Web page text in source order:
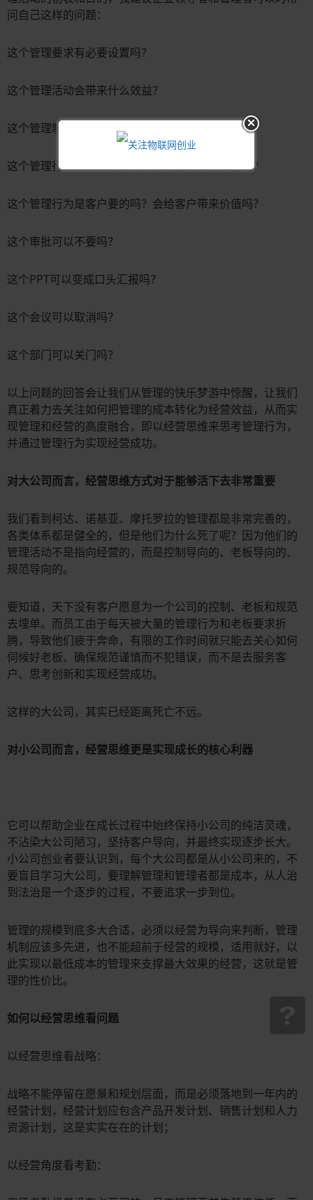
问自己这样的问题：
这个管理要求有必要设置吗？
这个管理活动会带来什么效益？
这个管理制度是否可以不做呢？
这个管理行为会带来绩效吗？对经营结果有帮助吗？
这个管理行为是客户要的吗？会给客户带来价值吗？
这个审批可以不要吗？
这个PPT可以变成口头汇报吗？
这个会议可以取消吗？
这个部门可以关门吗？
以上问题的回答会让我们从管理的快乐梦游中惊醒，让我们
真正着力去关注如何把管理的成本转化为经营效益，从而实
现管理和经营的高度融合，即以经营思维来思考管理行为，
并通过管理行为实现经营成功。
对大公司而言，经营思维方式对于能够活下去非常重要
我们看到柯达、诺基亚、摩托罗拉的管理都是非常完善的，
各类体系都是健全的，但是他们为什么死了呢？因为他们的
管理活动不是指向经营的，而是控制导向的、老板导向的、
规范导向的。
要知道，天下没有客户愿意为一个公司的控制、老板和规范
去埋单。而员工由于每天被大量的管理行为和老板要求折
腾，导致他们疲于奔命，有限的工作时间就只能去关心如何
伺候好老板、确保规范谨慎而不犯错误，而不是去服务客
户、思考创新和实现经营成功。
这样的大公司，其实已经距离死亡不远。
对小公司而言，经营思维更是实现成长的核心利器
它可以帮助企业在成长过程中始终保持小公司的纯洁灵魂，
不沾染大公司陋习，坚持客户导向，并最终实现逐步长大。
小公司创业者要认识到，每个大公司都是从小公司来的，不
要盲目学习大公司，要理解管理和管理者都是成本，从人治
到法治是一个逐步的过程，不要追求一步到位。
管理的规模到底多大合适，必须以经营为导向来判断，管理
机制应该多先进，也不能超前于经营的规模，适用就好，以
此实现以最低成本的管理来支撑最大效果的经营，这就是管
理的性价比。
如何以经营思维看问题
以经营思维看战略：
战略不能停留在愿景和规划层面，而是必须落地到一年内的
经营计划，经营计划应包含产品开发计划、销售计划和人力
资源计划，这是实实在在的计划；
以经营角度看考勤：